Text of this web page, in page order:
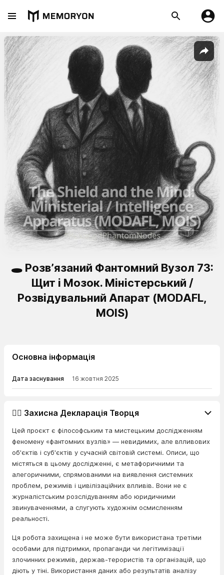
🕳️ Розв’язаний Фантомний Вузол 73:
Щит і Мозок. Міністерський /
Розвідувальний Апарат (MODAFL,
MOIS)
Основна інформація
Дата заснування 16 жовтня 2025
👨‍⚖️ Захисна Декларація Творця
Цей проєкт є філософським та мистецьким дослідженням
феномену «фантомних вузлів» — невидимих, але впливових
об'єктів і суб'єктів у сучасній світовій системі. Описи, що
містяться в цьому дослідженні, є метафоричними та
алегоричними, спрямованими на виявлення системних
проблем, режимів і цивілізаційних впливів. Вони не є
журналістським розслідуванням або юридичними
звинуваченнями, а слугують художнім осмисленням
реальності.
Ця робота захищена і не може бути використана третіми
особами для підтримки, пропаганди чи легітимізації
злочинних режимів, держав-терористів та організацій, що
діють у тіні. Використання даних або результатів аналізу